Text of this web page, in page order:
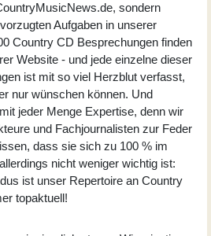
sondern
Aufgaben in unserer
Country CD Besprechungen finden
Website - und jede einzelne dieser
ist mit so viel Herzblut verfasst,
nur wünschen können. Und
jeder Menge Expertise, denn wir
und Fachjournalisten zur Feder
dass sie sich zu 100 % im
nicht weniger wichtig ist:
ist unser Repertoire an Country
topaktuell!